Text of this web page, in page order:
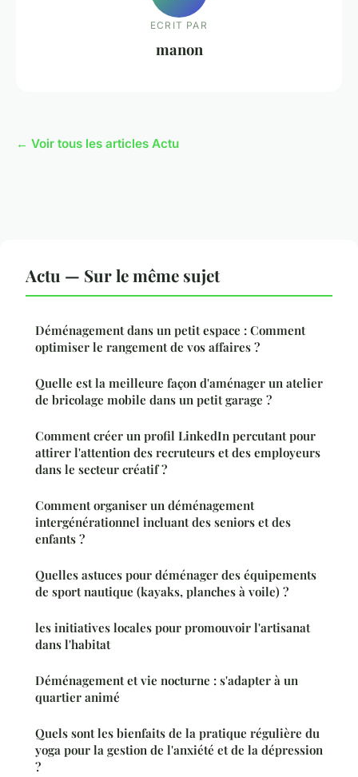
ECRIT PAR
manon
← Voir tous les articles Actu
Actu — Sur le même sujet
Déménagement dans un petit espace : Comment
optimiser le rangement de vos affaires ?
Quelle est la meilleure façon d'aménager un atelier
de bricolage mobile dans un petit garage ?
Comment créer un profil LinkedIn percutant pour
attirer l'attention des recruteurs et des employeurs
dans le secteur créatif ?
Comment organiser un déménagement
intergénérationnel incluant des seniors et des
enfants ?
Quelles astuces pour déménager des équipements
de sport nautique (kayaks, planches à voile) ?
les initiatives locales pour promouvoir l'artisanat
dans l'habitat
Déménagement et vie nocturne : s'adapter à un
quartier animé
Quels sont les bienfaits de la pratique régulière du
yoga pour la gestion de l'anxiété et de la dépression
?